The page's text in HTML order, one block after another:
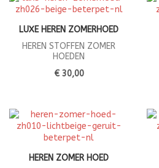
LUXE HEREN ZOMERHOED
HEREN STOFFEN ZOMER
HOEDEN
€ 30,00
HEREN ZOMER HOED